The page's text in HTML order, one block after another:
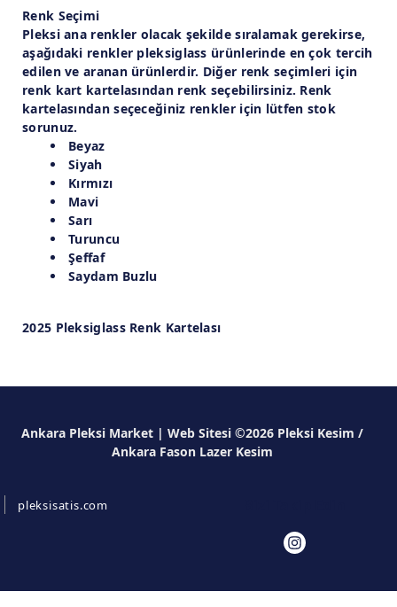
Renk Seçimi
Pleksi ana renkler olacak şekilde sıralamak gerekirse,
aşağıdaki renkler pleksiglass ürünlerinde en çok tercih
edilen ve aranan ürünlerdir. Diğer renk seçimleri için
renk kart kartelasından renk seçebilirsiniz. Renk
kartelasından seçeceğiniz renkler için lütfen stok
sorunuz.
Beyaz
Siyah
Kırmızı
Mavi
Sarı
Turuncu
Şeffaf
Saydam Buzlu
2025 Pleksiglass Renk Kartelası
Ankara Pleksi Market | Web Sitesi ©2026 Pleksi Kesim /
Ankara Fason Lazer Kesim
pleksisatis.com